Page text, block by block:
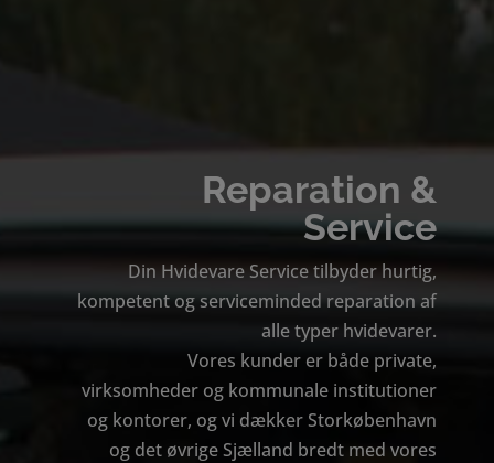
Reparation &
Service
Din Hvidevare Service tilbyder hurtig,
kompetent og serviceminded reparation af
alle typer hvidevarer.
Vores kunder er både private,
virksomheder og kommunale institutioner
og kontorer, og vi dækker Storkøbenhavn
og det øvrige Sjælland bredt med vores